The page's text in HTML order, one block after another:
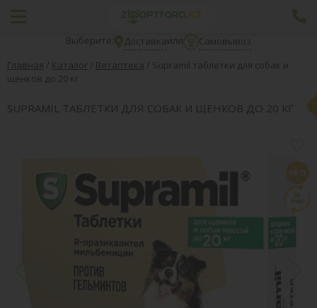
Выберите: Доставкаили
Самовывоз
Главная / Каталог / Ветаптека / Supramil таблетки для собак и
щенков до 20 кг
SUPRAMIL ТАБЛЕТКИ ДЛЯ СОБАК И ЩЕНКОВ ДО 20 КГ